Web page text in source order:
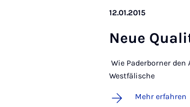
12.01.2015
Neue
Wie Paderborner
Westfälische
Mehr erfahren